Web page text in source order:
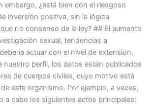
embargo, ¿está bien con el riesgoso
inversión positiva, sin la lógica
no consenso de la ley? ## El aumento
sexual, tendencias a
actuar con el nivel de extensión.
nuestro perfil, los datos están publicados
de cuerpos civiles, cuyo motivo está
este organismo. Por ejemplo, a veces,
a cabo los siguientes actos principales: